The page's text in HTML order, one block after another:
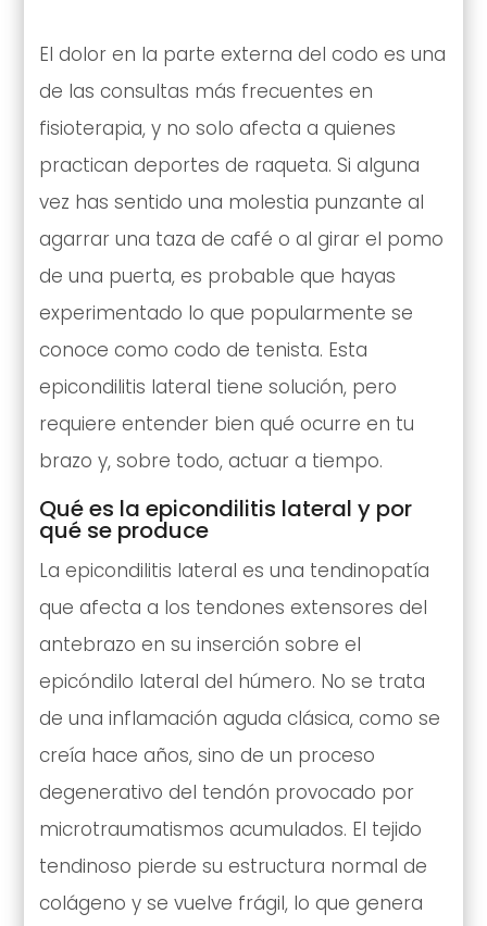
El dolor en la parte externa del codo es una
de las consultas más frecuentes en
fisioterapia, y no solo afecta a quienes
practican deportes de raqueta. Si alguna
vez has sentido una molestia punzante al
agarrar una taza de café o al girar el pomo
de una puerta, es probable que hayas
experimentado lo que popularmente se
conoce como codo de tenista. Esta
epicondilitis lateral tiene solución, pero
requiere entender bien qué ocurre en tu
brazo y, sobre todo, actuar a tiempo.
Qué es la epicondilitis lateral y por
qué se produce
La epicondilitis lateral es una tendinopatía
que afecta a los tendones extensores del
antebrazo en su inserción sobre el
epicóndilo lateral del húmero. No se trata
de una inflamación aguda clásica, como se
creía hace años, sino de un proceso
degenerativo del tendón provocado por
microtraumatismos acumulados. El tejido
tendinoso pierde su estructura normal de
colágeno y se vuelve frágil, lo que genera